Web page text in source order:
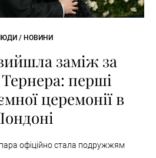
/ НОВИНИ
заміж за
перші
церемонії в
офіційно стала подружжям